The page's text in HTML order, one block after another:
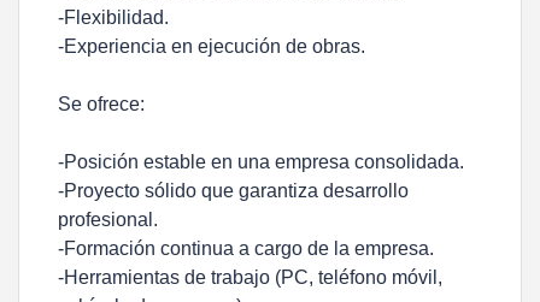
-Flexibilidad.
-Experiencia en ejecución de obras.
Se ofrece:
-Posición estable en una empresa consolidada.
-Proyecto sólido que garantiza desarrollo
profesional.
-Formación continua a cargo de la empresa.
-Herramientas de trabajo (PC, teléfono móvil,